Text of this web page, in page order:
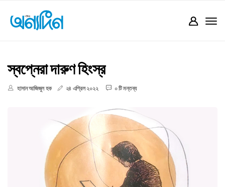
স্বপ্নেরা দারুণ হিংস্র
হাসান আজিজুল হক ২৪ এপ্রিল ২০২২ ০ টি মন্তব্য